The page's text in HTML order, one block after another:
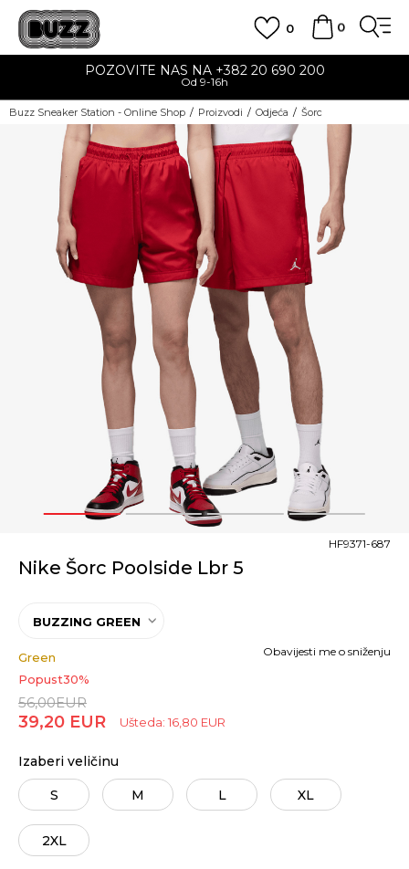
0
0
POZOVITE NAS NA +382 20 690 200
Od 9-16h
Buzz Sneaker Station - Online Shop Proizvodi Odjeća Šorc
1 2 3 4
Nike Šorc Poolside Lbr 5
HF9371-687
BUZZING GREEN
Green
Popust30%
56,00EUR
39,20 EUR Ušteda: 16,80 EUR
Obavijesti me o sniženju
Izaberi veličinu
S M L XL
2XL